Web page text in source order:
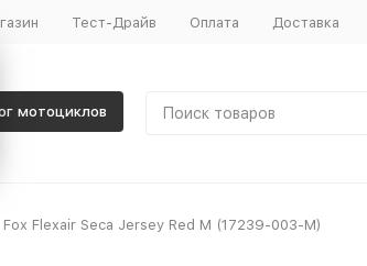
Тест-Драйв Оплата Доставка
мотоциклов
Flexair Seca Jersey Red M (17239-003-M)